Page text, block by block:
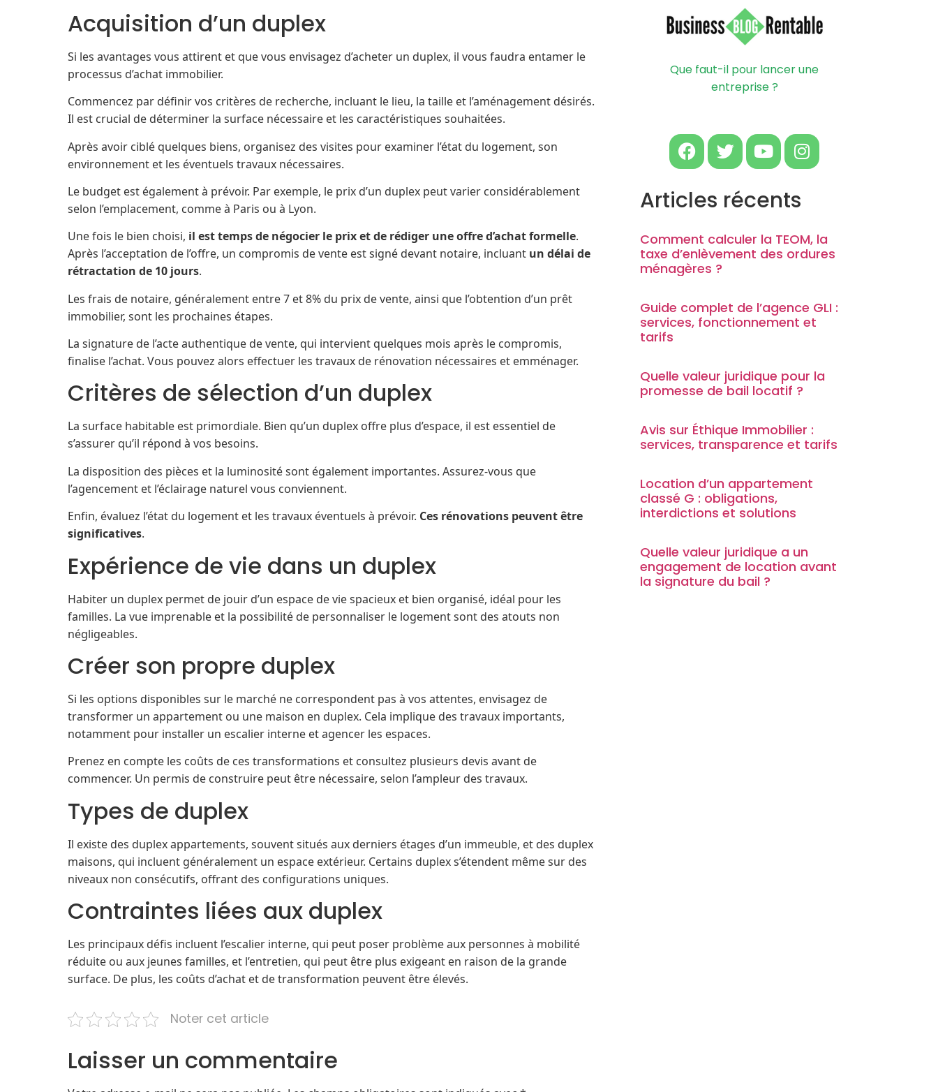
Acquisition d’un duplex
Si les avantages vous attirent et que vous envisagez d’acheter un duplex, il vous faudra entamer le
processus d’achat immobilier.
Commencez par définir vos critères de recherche, incluant le lieu, la taille et l’aménagement désirés.
Il est crucial de déterminer la surface nécessaire et les caractéristiques souhaitées.
Après avoir ciblé quelques biens, organisez des visites pour examiner l’état du logement, son
environnement et les éventuels travaux nécessaires.
Le budget est également à prévoir. Par exemple, le prix d’un duplex peut varier considérablement
selon l’emplacement, comme à Paris ou à Lyon.
Une fois le bien choisi, il est temps de négocier le prix et de rédiger une offre d’achat formelle.
Après l’acceptation de l’offre, un compromis de vente est signé devant notaire, incluant un délai de
rétractation de 10 jours.
Les frais de notaire, généralement entre 7 et 8% du prix de vente, ainsi que l’obtention d’un prêt
immobilier, sont les prochaines étapes.
La signature de l’acte authentique de vente, qui intervient quelques mois après le compromis,
finalise l’achat. Vous pouvez alors effectuer les travaux de rénovation nécessaires et emménager.
Critères de sélection d’un duplex
La surface habitable est primordiale. Bien qu’un duplex offre plus d’espace, il est essentiel de
s’assurer qu’il répond à vos besoins.
La disposition des pièces et la luminosité sont également importantes. Assurez-vous que
l’agencement et l’éclairage naturel vous conviennent.
Enfin, évaluez l’état du logement et les travaux éventuels à prévoir. Ces rénovations peuvent être
significatives.
Expérience de vie dans un duplex
Habiter un duplex permet de jouir d’un espace de vie spacieux et bien organisé, idéal pour les
familles. La vue imprenable et la possibilité de personnaliser le logement sont des atouts non
négligeables.
Créer son propre duplex
Si les options disponibles sur le marché ne correspondent pas à vos attentes, envisagez de
transformer un appartement ou une maison en duplex. Cela implique des travaux importants,
notamment pour installer un escalier interne et agencer les espaces.
Prenez en compte les coûts de ces transformations et consultez plusieurs devis avant de
commencer. Un permis de construire peut être nécessaire, selon l’ampleur des travaux.
Types de duplex
Il existe des duplex appartements, souvent situés aux derniers étages d’un immeuble, et des duplex
maisons, qui incluent généralement un espace extérieur. Certains duplex s’étendent même sur des
niveaux non consécutifs, offrant des configurations uniques.
Contraintes liées aux duplex
Les principaux défis incluent l’escalier interne, qui peut poser problème aux personnes à mobilité
réduite ou aux jeunes familles, et l’entretien, qui peut être plus exigeant en raison de la grande
surface. De plus, les coûts d’achat et de transformation peuvent être élevés.
Noter cet article
Laisser un commentaire
Que faut-il pour lancer une
entreprise ?
Articles récents
Comment calculer la TEOM, la
taxe d’enlèvement des ordures
ménagères ?
Guide complet de l’agence GLI :
services, fonctionnement et
tarifs
Quelle valeur juridique pour la
promesse de bail locatif ?
Avis sur Éthique Immobilier :
services, transparence et tarifs
Location d’un appartement
classé G : obligations,
interdictions et solutions
Quelle valeur juridique a un
engagement de location avant
la signature du bail ?